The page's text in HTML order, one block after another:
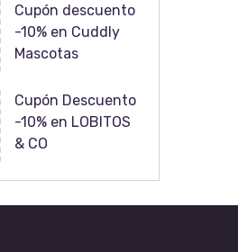
Cupón descuento
-10% en Cuddly
Mascotas
Cupón Descuento
-10% en LOBITOS
& CO